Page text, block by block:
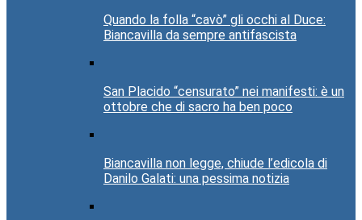
Quando la folla “cavò” gli occhi al Duce:
Biancavilla da sempre antifascista
San Placido “censurato” nei manifesti: è un
ottobre che di sacro ha ben poco
Biancavilla non legge, chiude l’edicola di
Danilo Galati: una pessima notizia